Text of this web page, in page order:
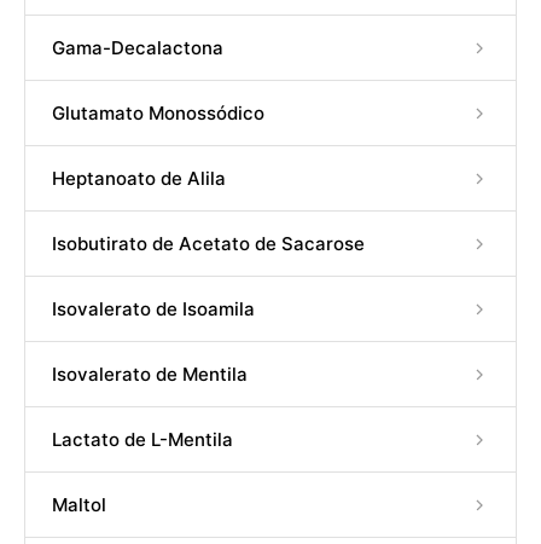
Gama-Decalactona
Glutamato Monossódico
Heptanoato de Alila
Isobutirato de Acetato de Sacarose
Isovalerato de Isoamila
Isovalerato de Mentila
Lactato de L-Mentila
Maltol